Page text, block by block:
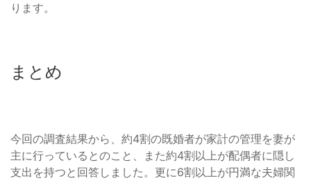
ります。
まとめ
今回の調査結果から、約4割の既婚者が家計の管理を妻が
主に行っているとのこと、また約4割以上が配偶者に隠し
支出を持つと回答しました。更に6割以上が円満な夫婦関